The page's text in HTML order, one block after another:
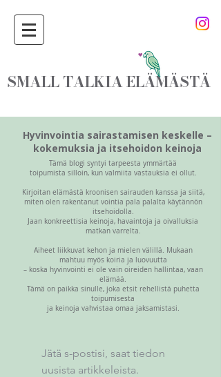
SMALL TALKIA ELÄMÄSTÄ
Hyvinvointia sairastamisen keskelle –
kokemuksia ja itsehoidon keinoja
Tämä blogi syntyi tarpeesta ymmärtää
toipumista silloin, kun valmiita vastauksia ei ollut.
Kirjoitan elämästä kroonisen sairauden kanssa ja siitä,
miten olen rakentanut vointia pala palalta käytännön
itsehoidolla.
Jaan konkreettisia keinoja, havaintoja ja oivalluksia
matkan varrelta.
Aiheet liikkuvat kehon ja mielen välillä. Mukaan
mahtuu myös koiria ja luovuutta
– koska hyvinvointi ei ole vain oireiden hallintaa, vaan
elämää.
Tämä on paikka sinulle, joka etsit rehellistä puhetta
toipumisesta
ja keinoja vahvistaa omaa jaksamistasi.
Jätä s-postisi, saat tiedon
uusista artikkeleista.